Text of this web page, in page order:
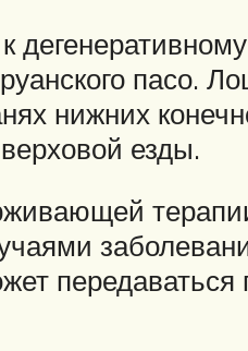
пасо.
нижних
езды.